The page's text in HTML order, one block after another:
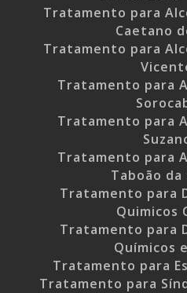
Tratamento para
Caetano
Tratamento para
Tratamento para
Tratamento para
Tratamento para
Taboão da
Tratamento para
Quimicos
Tratamento para
Químicos
Tratamento para
Tratamento para